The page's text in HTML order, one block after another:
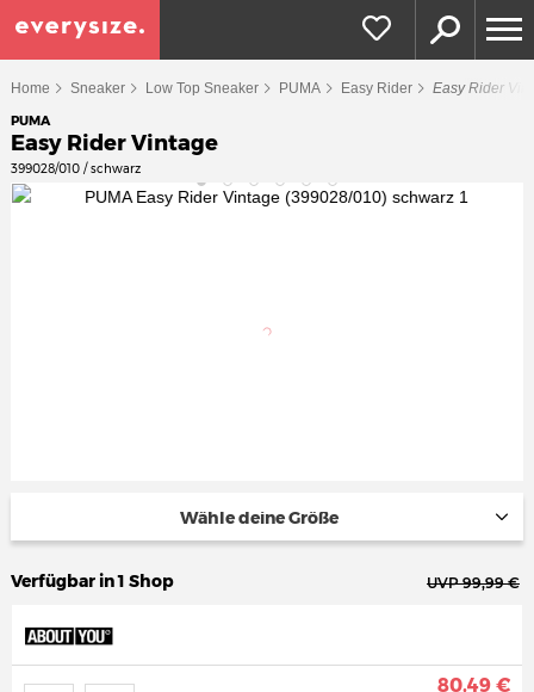
Home Sneaker Low Top Sneaker PUMA Easy Rider Easy Rider
PUMA
Easy Rider Vintage
399028/010 / schwarz
Wähle deine Größe
Verfügbar in 1 Shop UVP 99,99 €
80,49 €